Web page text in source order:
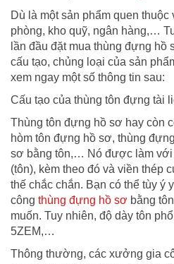
Dù là một sản phẩm quen
phòng, kho quỹ, ngân hàng,…
lần đầu đặt mua thùng đựng hồ
cấu tạo, chủng loại của sản
xem ngay một số thông tin sau:
Cấu tạo của thùng tôn đựng tài
Thùng tôn đựng hồ sơ hay còn
hòm tôn đựng hồ sơ, thùng
sơ bằng tôn,… Nó được làm với
(tôn), kèm theo đó và viền thép
thế chắc chắn. Bạn có thể tùy ý
công thùng đựng hồ sơ bằng
muốn. Tuy nhiên, độ dày tôn
5ZEM,…
Thông thường, các xưởng gia